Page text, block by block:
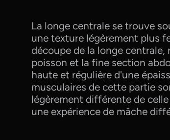
La longe centrale se trouve
une texture légèrement plus
découpe de la longe centrale,
poisson et la fine section
haute et régulière d'une
musculaires de cette partie
légèrement différente de
une expérience de mâche